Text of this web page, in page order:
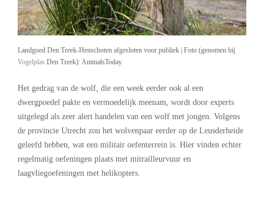
Landgoed Den Treek-Henschoten afgesloten voor publiek | Foto (genomen bij
Vogelplas Den Treek): AnimalsToday
Het gedrag van de wolf, die een week eerder ook al een
dwergpoedel pakte en vermoedelijk meenam, wordt door experts
uitgelegd als zeer alert handelen van een wolf met jongen. Volgens
de provincie Utrecht zou het wolvenpaar eerder op de Leusderheide
geleefd hebben, wat een militair oefenterrein is. Hier vinden echter
regelmatig oefeningen plaats met mitrailleurvuur en
laagvliegoefeningen met helikopters.